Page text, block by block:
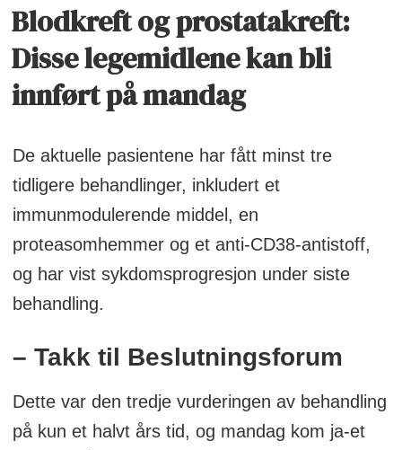
Blodkreft og prostatakreft:
Disse legemidlene kan bli
innført på mandag
De aktuelle pasientene har fått minst tre
tidligere behandlinger, inkludert et
immunmodulerende middel, en
proteasomhemmer og et anti-CD38-antistoff,
og har vist sykdomsprogresjon under siste
behandling.
– Takk til Beslutningsforum
Dette var den tredje vurderingen av behandling
på kun et halvt års tid, og mandag kom ja-et